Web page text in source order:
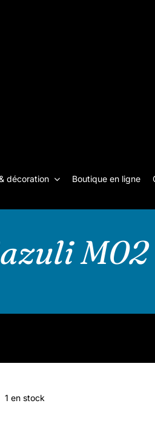
décoration Boutique en ligne
M02
1 en stock